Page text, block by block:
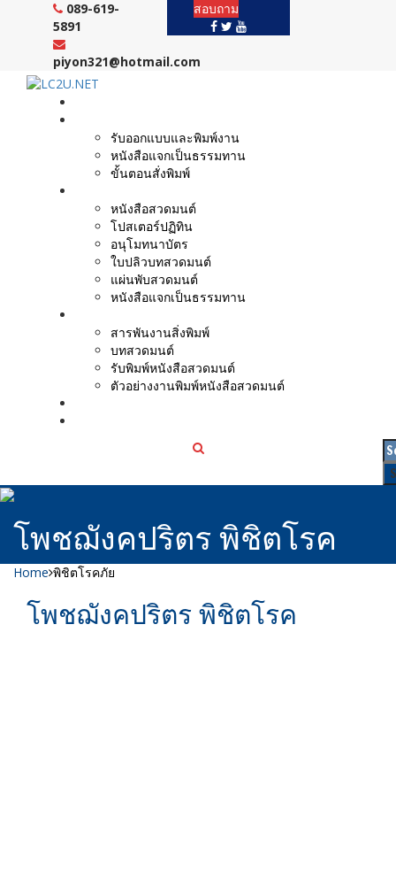
089-619-
5891
piyon321@hotmail.com
สอบถาม
รับออกแบบและพิมพ์งาน
หนังสือแจกเป็นธรรมทาน
ขั้นตอนสั่งพิมพ์
หนังสือสวดมนต์
โปสเตอร์ปฏิทิน
อนุโมทนาบัตร
ใบปลิวบทสวดมนต์
แผ่นพับสวดมนต์
หนังสือแจกเป็นธรรมทาน
สารพันงานสิ่งพิมพ์
บทสวดมนต์
รับพิมพ์หนังสือสวดมนต์
ตัวอย่างงานพิมพ์หนังสือสวดมนต์
โพชฌังคปริตร พิชิตโรค
Home พิชิตโรคภัย
โพชฌังคปริตร พิชิตโรค